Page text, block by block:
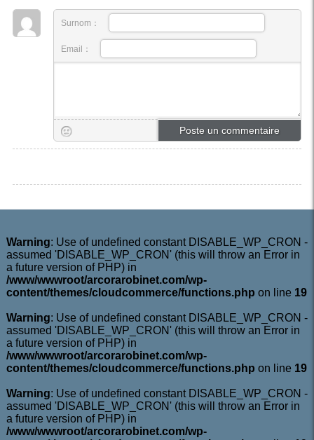
Surnom：
Email：
Warning: Use of undefined constant DISABLE_WP_CRON -
assumed 'DISABLE_WP_CRON' (this will throw an Error in
a future version of PHP) in
/www/wwwroot/arcorarobinet.com/wp-
content/themes/cloudcommerce/functions.php on line 19
Warning: Use of undefined constant DISABLE_WP_CRON -
assumed 'DISABLE_WP_CRON' (this will throw an Error in
a future version of PHP) in
/www/wwwroot/arcorarobinet.com/wp-
content/themes/cloudcommerce/functions.php on line 19
Warning: Use of undefined constant DISABLE_WP_CRON -
assumed 'DISABLE_WP_CRON' (this will throw an Error in
a future version of PHP) in
/www/wwwroot/arcorarobinet.com/wp-